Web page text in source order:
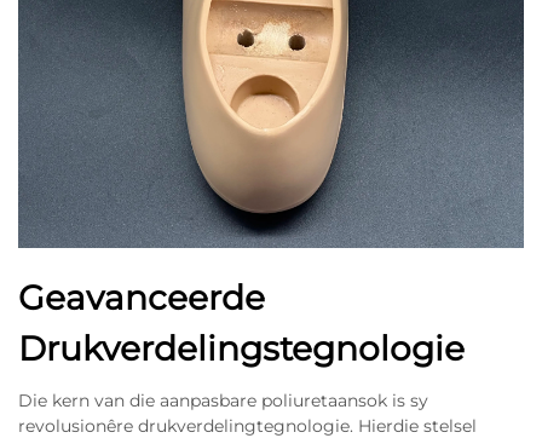
Geavanceerde
Drukverdelingstegnologie
Die kern van die aanpasbare poliuretaansok is sy
revolusionêre drukverdelingtegnologie. Hierdie stelsel